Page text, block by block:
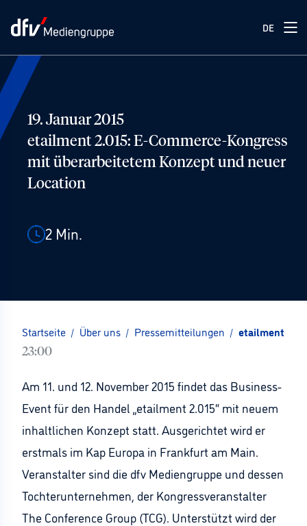
DE
19. Januar 2015
etailment 2.015: E-Commerce-Kongress
mit überarbeitetem Konzept und neuer
Location
2 Min.
Startseite / Über uns / Pressemitteilungen / etailment
23:00
Am 11. und 12. November 2015 findet das Business-
Event für den Handel „etailment 2.015“ mit neuem
inhaltlichen Konzept statt. Ausgerichtet wird er
erstmals im Kap Europa in Frankfurt am Main.
Veranstalter sind die dfv Mediengruppe und dessen
Tochterunternehmen, der Kongressveranstalter
The Conference Group (TCG). Unterstützt wird der